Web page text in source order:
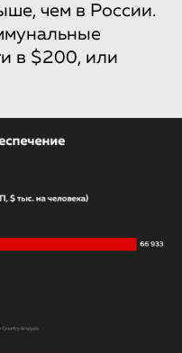
чем в России.
в $200, или